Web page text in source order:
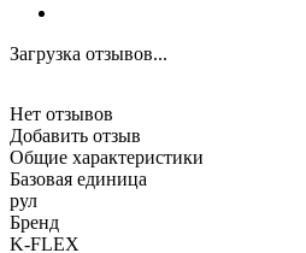
Загрузка отзывов...
Нет отзывов
Добавить отзыв
Общие характеристики
Базовая единица
рул
Бренд
K-FLEX